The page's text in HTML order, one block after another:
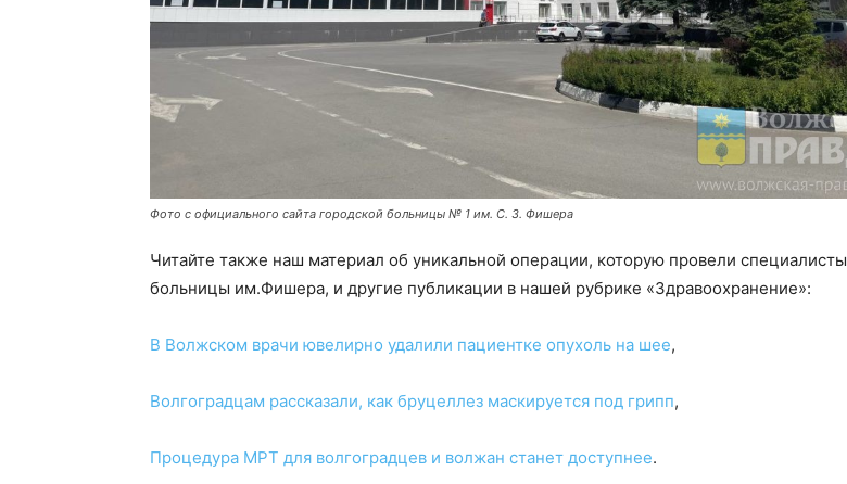
Фото с официального сайта городской больницы № 1 им. С. З. Фишера
Читайте также наш материал об уникальной операции, которую провели специалисты
больницы им.Фишера, и другие публикации в нашей рубрике «Здравоохранение»:
В Волжском врачи ювелирно удалили пациентке опухоль на шее,
Волгоградцам рассказали, как бруцеллез маскируется под грипп,
Процедура МРТ для волгоградцев и волжан станет доступнее.